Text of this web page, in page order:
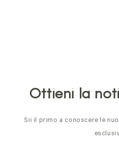
Ottieni la
Sii il primo a conoscere le